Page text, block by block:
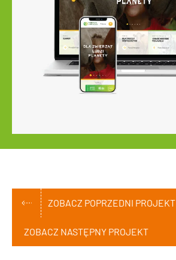
ZOBACZ POPRZEDNI PROJEKT
ZOBACZ NASTĘPNY PROJEKT